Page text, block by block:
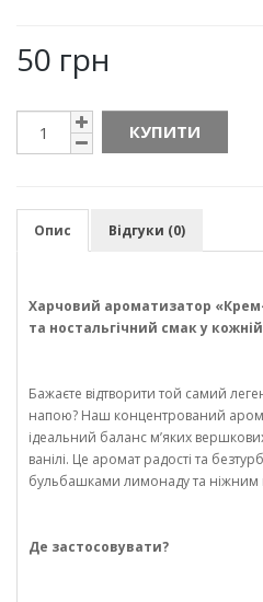
50 грн
КУПИТИ
Опис Відгуки (0)
Харчовий ароматизатор
та ностальгічний смак у
Бажаєте відтворити той самий
напою? Наш концентрований
ідеальний баланс м’яких
ванілі. Це аромат радості та
бульбашками лимонаду та ніжним
Де застосовувати?